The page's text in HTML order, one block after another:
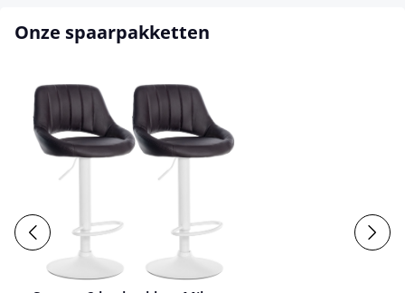
Onze spaarpakketten